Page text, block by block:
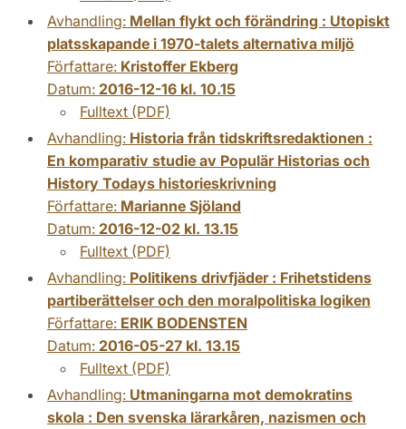
Avhandling: Mellan flykt och förändring : Utopiskt
platsskapande i 1970-talets alternativa miljö
Författare: Kristoffer Ekberg
Datum: 2016-12-16 kl. 10.15
Fulltext (PDF)
Avhandling: Historia från tidskriftsredaktionen :
En komparativ studie av Populär Historias och
History Todays historieskrivning
Författare: Marianne Sjöland
Datum: 2016-12-02 kl. 13.15
Fulltext (PDF)
Avhandling: Politikens drivfjäder : Frihetstidens
partiberättelser och den moralpolitiska logiken
Författare: ERIK BODENSTEN
Datum: 2016-05-27 kl. 13.15
Fulltext (PDF)
Avhandling: Utmaningarna mot demokratins
skola : Den svenska lärarkåren, nazismen och